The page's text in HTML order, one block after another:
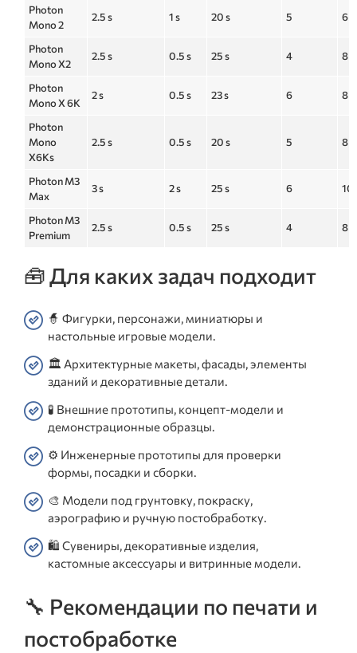
Photon
Mono 2
2.5 s 1 s 20 s 5 6
Photon
Mono X2
2.5 s 0.5 s 25 s 4 8
Photon
Mono X 6K
2 s 0.5 s 23 s 6 8
Photon
Mono
X6Ks
2.5 s 0.5 s 20 s 5 8
Photon M3
Max
3 s 2 s 25 s 6 10
Photon M3
Premium
2.5 s 0.5 s 25 s 4 8
🧰 Для каких задач подходит
🧙 Фигурки, персонажи, миниатюры и
настольные игровые модели.
🏛️ Архитектурные макеты, фасады, элементы
зданий и декоративные детали.
🧪 Внешние прототипы, концепт-модели и
демонстрационные образцы.
⚙️ Инженерные прототипы для проверки
формы, посадки и сборки.
🎨 Модели под грунтовку, покраску,
аэрографию и ручную постобработку.
🛍️ Сувениры, декоративные изделия,
кастомные аксессуары и витринные модели.
🔧 Рекомендации по печати и
постобработке